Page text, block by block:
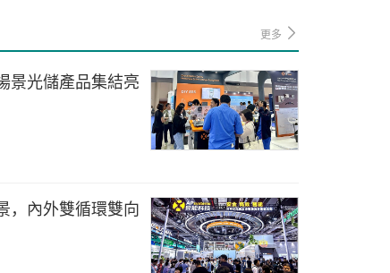
更多
景光儲產品集結亮
，內外雙循環雙向